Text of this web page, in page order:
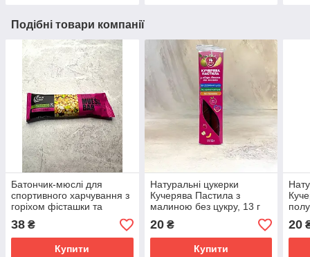
Подібні товари компанії
Батончик-мюслі для
спортивного харчування з
горіхом фісташки та
малиною без цукру, 25 г
38 ₴
Купити
Натуральні цукерки
Кучерява Пастила з
малиною без цукру, 13 г
20₴
Купити
20